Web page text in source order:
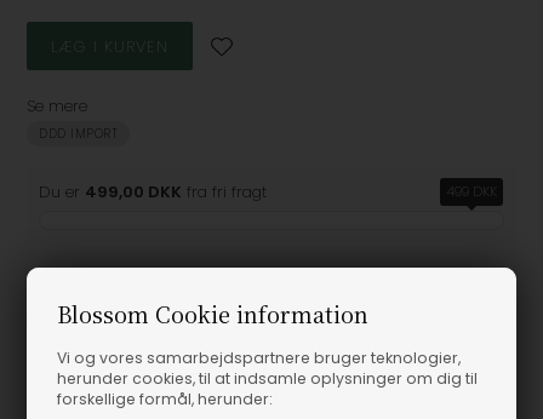
Blossom Cookie information
Vi og vores samarbejdspartnere bruger teknologier,
herunder cookies, til at indsamle oplysninger om dig til
forskellige formål, herunder:
Se mere
DDD IMPORT
Du er 499,00 DKK fra fri fragt 499 DKK
Produktinformation
MIRROR WALLS 100X50